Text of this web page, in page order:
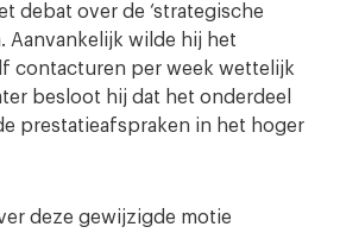
debat over de ‘strategische
Aanvankelijk wilde hij het
contacturen per week wettelijk
besloot hij dat het onderdeel
prestatieafspraken in het hoger
deze gewijzigde motie